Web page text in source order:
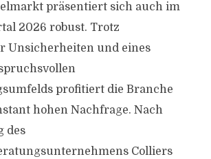
präsentiert sich auch im
2026 robust. Trotz
Unsicherheiten und eines
profitiert die Branche
hohen Nachfrage. Nach
des
Colliers